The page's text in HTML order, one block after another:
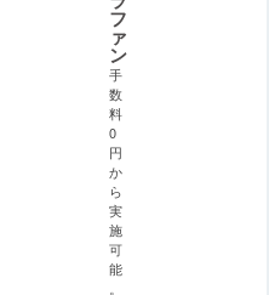
フ
ァ
ン
手
数
料
0
円
か
ら
実
施
可
能